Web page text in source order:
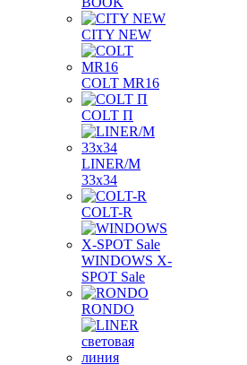
CITY NEW
COLT MR16
COLT П
LINER/М
33х34
COLT-R
WINDOWS X-
SPOT Sale
RONDO